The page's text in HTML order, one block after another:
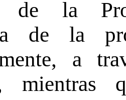
de la
de la
a